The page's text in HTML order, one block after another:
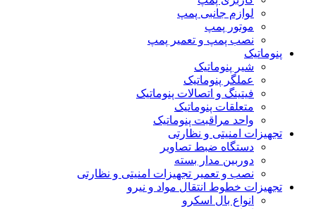
لوازم جانبی پمپ
موتور پمپ
نصب پمپ و تعمیر پمپ
پنوماتیک
شیر پنوماتیک
عملگر پنوماتیک
فیتینگ و اتصالات پنوماتیک
متعلقات پنوماتیک
واحد مراقبت پنوماتیک
تجهیزات امنیتی و نظارتی
دستگاه ضبط تصاویر
دوربین مدار بسته
نصب و تعمیر تجهیزات امنیتی و نظارتی
تجهیزات خطوط انتقال مواد و نیرو
انواع بال اسکرو